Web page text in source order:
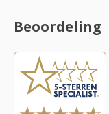
Beoordeling